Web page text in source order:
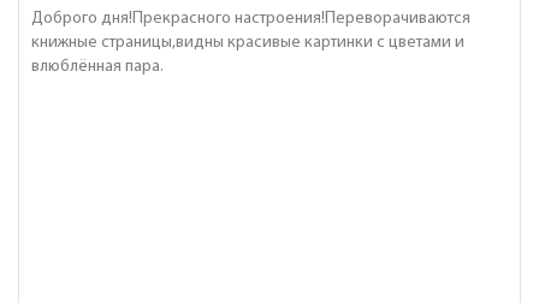
Доброго дня!Прекрасного настроения!Переворачиваются
книжные страницы,видны красивые картинки с цветами и
влюблённая пара.